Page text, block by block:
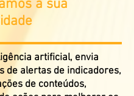
a sua
artificial, envia
de alertas de indicadores,
de conteúdos,